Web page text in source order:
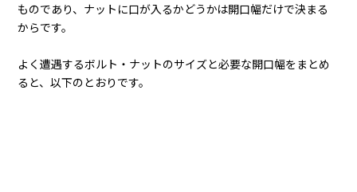
ものであり、ナットに口が入るかどうかは開口幅だけで決まる
からです。
よく遭遇するボルト・ナットのサイズと必要な開口幅をまとめ
ると、以下のとおりです。